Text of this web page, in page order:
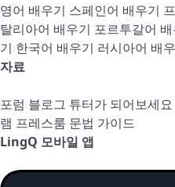
영어 배우기 스페인어 배우기
탈리아어 배우기 포르투갈어
기 한국어 배우기 러시아어 배
자료
포럼 블로그 튜터가 되어보세요
램 프레스룸 문법 가이드
LingQ 모바일 앱